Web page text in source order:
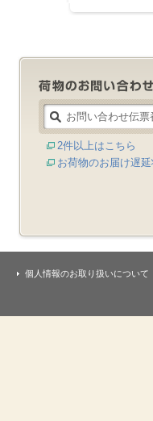
2件以上はこちら
お荷物のお届け遅
個人情報のお取り扱いについて